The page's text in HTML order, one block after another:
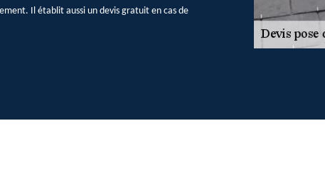
Il établit aussi un devis gratuit en cas de